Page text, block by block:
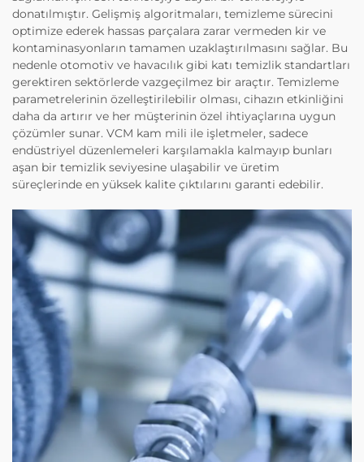
donatılmıştır. Gelişmiş algoritmaları, temizleme sürecini
optimize ederek hassas parçalara zarar vermeden kir ve
kontaminasyonların tamamen uzaklaştırılmasını sağlar. Bu
nedenle otomotiv ve havacılık gibi katı temizlik standartları
gerektiren sektörlerde vazgeçilmez bir araçtır. Temizleme
parametrelerinin özelleştirilebilir olması, cihazın etkinliğini
daha da artırır ve her müşterinin özel ihtiyaçlarına uygun
çözümler sunar. VCM kam mili ile işletmeler, sadece
endüstriyel düzenlemeleri karşılamakla kalmayıp bunları
aşan bir temizlik seviyesine ulaşabilir ve üretim
süreçlerinde en yüksek kalite çıktılarını garanti edebilir.